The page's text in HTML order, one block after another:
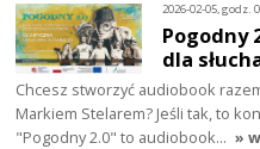
2026-02-05, godz.
Pogodny
dla
Chcesz stworzyć audiobook
Markiem Stelarem? Jeśli tak, to
"Pogodny 2.0" to audiobook… »